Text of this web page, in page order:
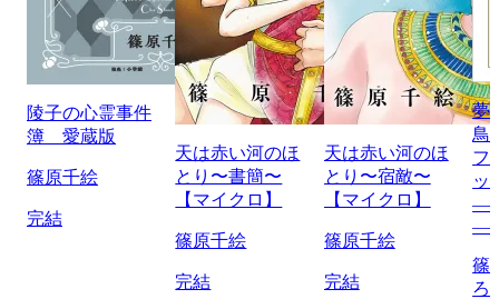
陵子の心霊事件
簿 愛蔵版
篠原千絵
完結
天は赤い河のほ
とり〜書簡〜
【マイクロ】
篠原千絵
完結
天は赤い河のほ
とり〜宿敵〜
【マイクロ】
篠原千絵
完結
夢
鳥
フ
ッ
―
―
篠
ろ